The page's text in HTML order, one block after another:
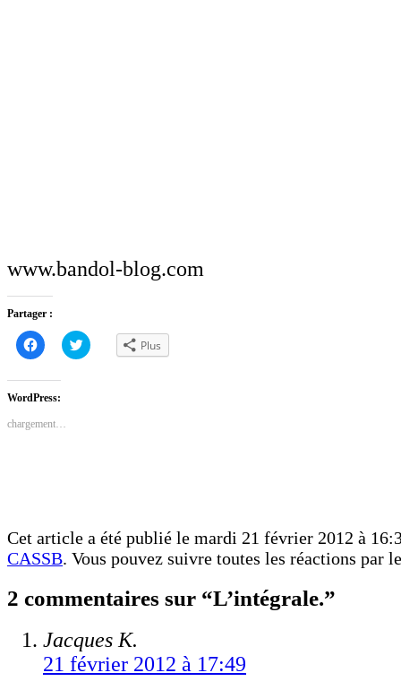
www.bandol-blog.com
Partager :
Cliquez
pour
partager
Facebook(ouvre
dans
une
fenêtre)
Cliquez
pour Plus
WordPress:
chargement…
Cet article a été publié le mardi 21 février 2012 à
CASSB. Vous pouvez suivre toutes les réactions par
2 commentaires sur “L’intégrale.”
Jacques K.
21 février 2012 à 17:49